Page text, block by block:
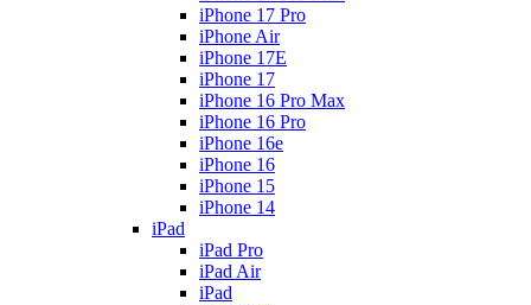
iPhone 17 Pro
iPhone Air
iPhone 17E
iPhone 17
iPhone 16 Pro Max
iPhone 16 Pro
iPhone 16e
iPhone 16
iPhone 15
iPhone 14
iPad
iPad Pro
iPad Air
iPad